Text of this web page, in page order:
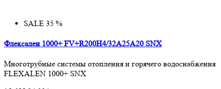
SALE 35 %
Флексален 1000+ FV+R200H4/32A25A20 SNX
Многотрубные системы отопления и горячего водоснабжения
FLEXALEN 1000+ SNX